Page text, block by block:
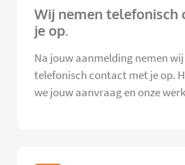
Wij nemen telefonisch
je op.
Na jouw aanmelding nemen
telefonisch contact met je op.
we jouw aanvraag en onze